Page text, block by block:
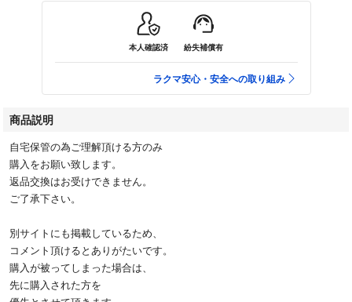
本人確認済 紛失補償有
ラクマ安心・安全への取り組み
商品説明
自宅保管の為ご理解頂ける方のみ
購入をお願い致します。
返品交換はお受けできません。
ご了承下さい。
別サイトにも掲載しているため、
コメント頂けるとありがたいです。
購入が被ってしまった場合は、
先に購入された方を